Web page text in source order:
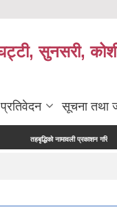
सुनसरी,
प्रतिवेदन सूचना तथा
तहबृद्धिको नामावली प्रकाशन गरिएको सूचना